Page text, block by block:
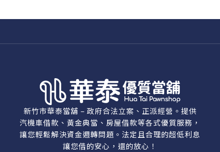
新竹市華泰當舖 – 政府合法立案、正派經營。提供
汽機車借款、黃金典當、房屋借款等各式優質服務，
讓您輕鬆解決資金週轉問題。法定且合理的超低利息
讓您借的安心，還的放心！